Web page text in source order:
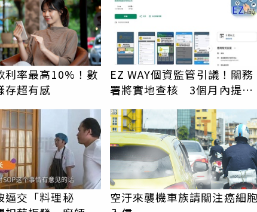
利率最高10%！數
存超有感
EZ WAY個資監管引議！關務
署將實地查核 3個月內提檢
逼交「料理秘
空汙來襲機車族請關注癌細
PR